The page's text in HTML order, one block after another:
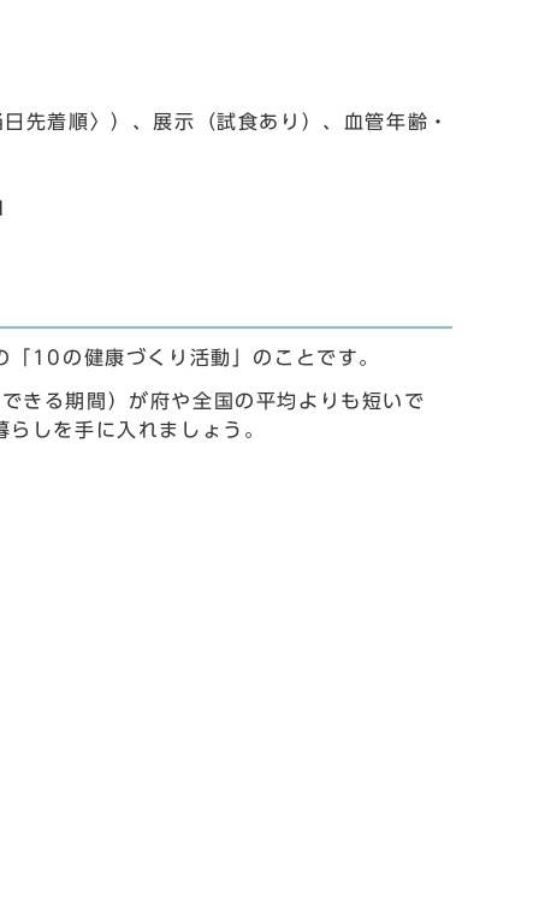
先着順〉）、展示（試食あり）、血管年齢・
10の健康づくり活動」のことです。
きる期間）が府や全国の平均よりも短いで
しを手に入れましょう。